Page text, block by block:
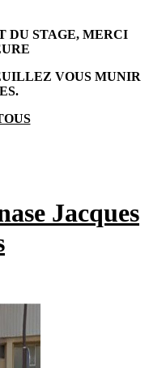
DU STAGE, MERCI
VOUS MUNIR
Jacques